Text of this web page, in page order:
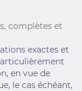
complètes et
exactes et
en vue de
le cas échéant,